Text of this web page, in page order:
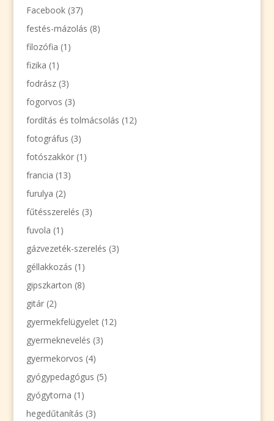
Facebook(37)
festés-mázolás (8)
filozófia (1)
fizika (1)
fodrász(3)
fogorvos (3)
fordítás és tolmácsolás (12)
fotográfus (3)
fotószakkör(1)
francia (13)
furulya (2)
fűtésszerelés (3)
fuvola (1)
gázvezeték-szerelés (3)
géllakkozás (1)
gipszkarton (8)
gitár(2)
gyermekfelügyelet(12)
gyermeknevelés (3)
gyermekorvos (4)
gyógypedagógus (5)
gyógytorna (1)
hegedűtanítás (3)